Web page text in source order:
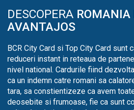
DESCOPERA ROMANIA
AVANTAJOS
BCR City Card si Top City Card sunt
reduceri instant in reteaua de
nivel national. Cardurile fiind
ca un indemn catre romani sa
tara, sa constientizeze ca avem
deosebite si frumoase, fie ca sunt